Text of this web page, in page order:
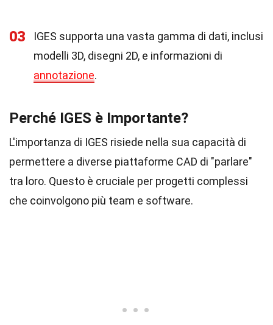
03
IGES supporta una vasta gamma di dati, inclusi
modelli 3D, disegni 2D, e informazioni di
annotazione.
Perché IGES è Importante?
L'importanza di IGES risiede nella sua capacità di
permettere a diverse piattaforme CAD di "parlare"
tra loro. Questo è cruciale per progetti complessi
che coinvolgono più team e software.